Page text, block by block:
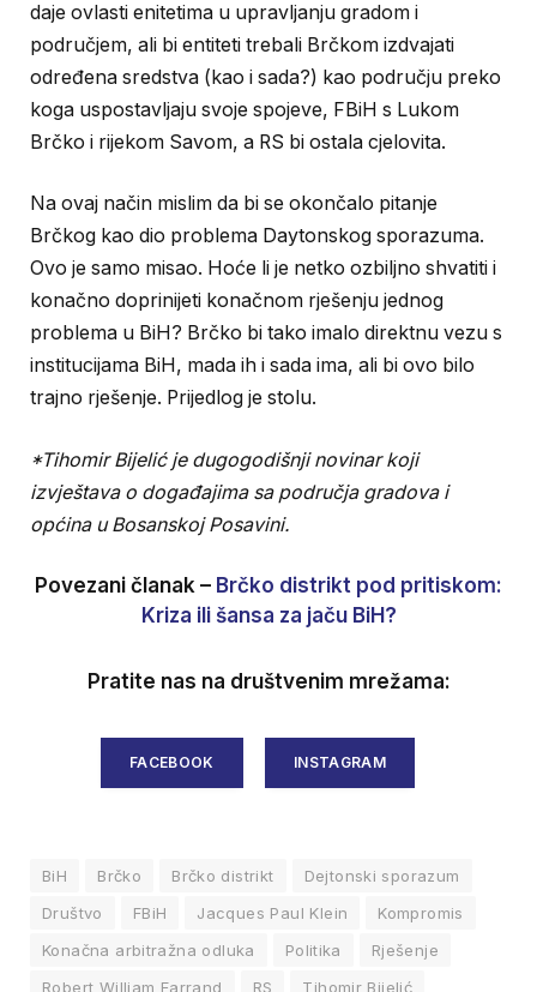
daje ovlasti enitetima u upravljanju gradom i
područjem, ali bi entiteti trebali Brčkom izdvajati
određena sredstva (kao i sada?) kao području preko
koga uspostavljaju svoje spojeve, FBiH s Lukom
Brčko i rijekom Savom, a RS bi ostala cjelovita.
Na ovaj način mislim da bi se okončalo pitanje
Brčkog kao dio problema Daytonskog sporazuma.
Ovo je samo misao. Hoće li je netko ozbiljno shvatiti i
konačno doprinijeti konačnom rješenju jednog
problema u BiH? Brčko bi tako imalo direktnu vezu s
institucijama BiH, mada ih i sada ima, ali bi ovo bilo
trajno rješenje. Prijedlog je stolu.
*Tihomir Bijelić je dugogodišnji novinar koji
izvještava o događajima sa područja gradova i
općina u Bosanskoj Posavini.
Povezani članak – Brčko distrikt pod pritiskom:
Kriza ili šansa za jaču BiH?
Pratite nas na društvenim mrežama:
FACEBOOK INSTAGRAM
BiH Brčko Brčko distrikt
Dejtonski sporazum
Društvo
FBiH Jacques Paul Klein
Kompromis
Konačna arbitražna odluka
Politika
Rješenje
Robert William Farrand
RS Tihomir Bijelić